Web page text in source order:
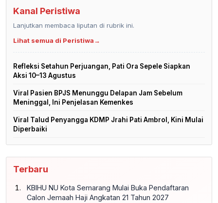
Kanal Peristiwa
Lanjutkan membaca liputan di rubrik ini.
Lihat semua di Peristiwa→
Refleksi Setahun Perjuangan, Pati Ora Sepele Siapkan
Aksi 10–13 Agustus
Viral Pasien BPJS Menunggu Delapan Jam Sebelum
Meninggal, Ini Penjelasan Kemenkes
Viral Talud Penyangga KDMP Jrahi Pati Ambrol, Kini Mulai
Diperbaiki
Terbaru
KBIHU NU Kota Semarang Mulai Buka Pendaftaran
Calon Jemaah Haji Angkatan 21 Tahun 2027